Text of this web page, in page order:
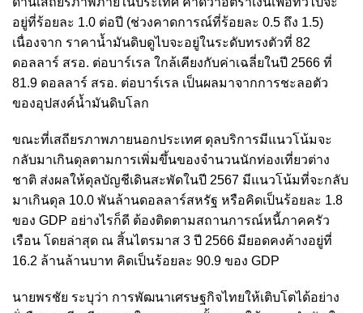
อยู่ที่ร้อยละ 1.0 ต่อปี (ช่วงคาดการณ์ที่ร้อยละ 0.5 ถึง 1.5)
เนื่องจาก ราคาน้ำมันดิบดูไบจะอยู่ในระดับทรงตัวที่ 82
ดอลลาร์ สรอ. ต่อบาร์เรล ใกล้เคียงกับค่าเฉลี่ยในปี 2566 ที่
81.9 ดอลลาร์ สรอ. ต่อบาร์เรล เป็นผลมาจากการชะลอตัว
ของอุปสงค์น้ำมันดิบโลก
ขณะที่เสถียรภาพภายนอกประเทศ ดุลบริการมีแนวโน้มจะ
กลับมาเกินดุลตามการเพิ่มขึ้นของจำนวนนักท่องเที่ยวต่าง
ชาติ ส่งผลให้ดุลบัญชีเดินสะพัดในปี 2567 มีแนวโน้มที่จะกลับ
มาเกินดุล 10.0 พันล้านดอลลาร์สหรัฐ หรือคิดเป็นร้อยละ 1.8
ของ GDP อย่างไรก็ดี ต้องติดตามสถานการณ์หนี้ภาคครัว
เรือน โดยล่าสุด ณ สิ้นไตรมาส 3 ปี 2566 มียอดคงค้างอยู่ที่
16.2 ล้านล้านบาท คิดเป็นร้อยละ 90.9 ของ GDP
นายพรชัย ระบุว่า การพัฒนาเศรษฐกิจไทยให้เติบโตได้อย่าง